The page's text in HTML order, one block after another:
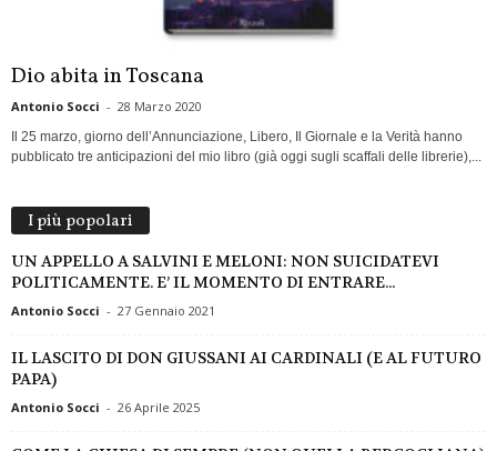
Dio abita in Toscana
Antonio Socci - 28 Marzo 2020
Il 25 marzo, giorno dell’Annunciazione, Libero, Il Giornale e la Verità hanno
pubblicato tre anticipazioni del mio libro (già oggi sugli scaffali delle librerie),...
I più popolari
UN APPELLO A SALVINI E MELONI: NON SUICIDATEVI
POLITICAMENTE. E’ IL MOMENTO DI ENTRARE...
Antonio Socci - 27 Gennaio 2021
IL LASCITO DI DON GIUSSANI AI CARDINALI (E AL FUTURO
PAPA)
Antonio Socci - 26 Aprile 2025